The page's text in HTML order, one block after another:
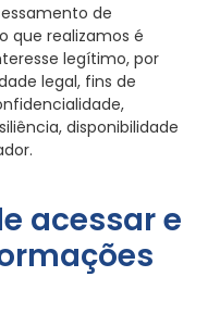
de
que realizamos é
legítimo, por
legal, fins de
disponibilidade
acessar e